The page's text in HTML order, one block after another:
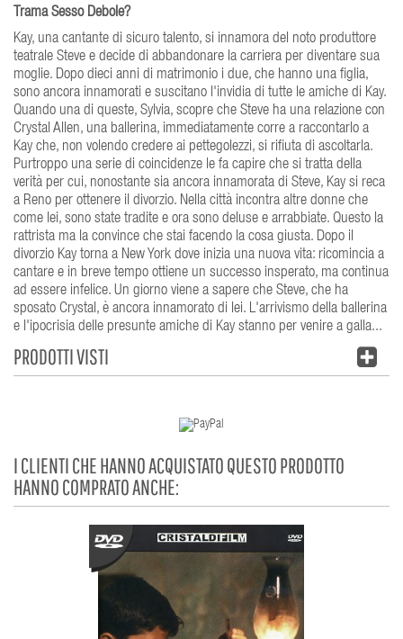
Trama Sesso Debole?
Kay, una cantante di sicuro talento, si innamora del noto produttore
teatrale Steve e decide di abbandonare la carriera per diventare sua
moglie. Dopo dieci anni di matrimonio i due, che hanno una figlia,
sono ancora innamorati e suscitano l'invidia di tutte le amiche di Kay.
Quando una di queste, Sylvia, scopre che Steve ha una relazione con
Crystal Allen, una ballerina, immediatamente corre a raccontarlo a
Kay che, non volendo credere ai pettegolezzi, si rifiuta di ascoltarla.
Purtroppo una serie di coincidenze le fa capire che si tratta della
verità per cui, nonostante sia ancora innamorata di Steve, Kay si reca
a Reno per ottenere il divorzio. Nella città incontra altre donne che
come lei, sono state tradite e ora sono deluse e arrabbiate. Questo la
rattrista ma la convince che stai facendo la cosa giusta. Dopo il
divorzio Kay torna a New York dove inizia una nuova vita: ricomincia a
cantare e in breve tempo ottiene un successo insperato, ma continua
ad essere infelice. Un giorno viene a sapere che Steve, che ha
sposato Crystal, è ancora innamorato di lei. L'arrivismo della ballerina
e l'ipocrisia delle presunte amiche di Kay stanno per venire a galla...
PRODOTTI VISTI
I CLIENTI CHE HANNO ACQUISTATO QUESTO PRODOTTO
HANNO COMPRATO ANCHE: